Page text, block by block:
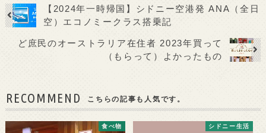
【2024年一時帰国】シドニー空港発 ANA（全日
空）エコノミークラス搭乗記
ど庶民のオーストラリア在住者 2023年買って
（もらって）よかったもの
RECOMMEND こちらの記事も人気です。
食べ物 シドニー生活